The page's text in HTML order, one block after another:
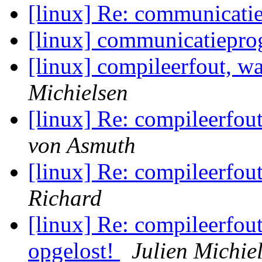
[linux] Re:
[linux]
[linux] compileerfout,
Michielsen
[linux] Re:
von Asmuth
[linux] Re:
Richard
[linux] Re:
opgelost!
Julien